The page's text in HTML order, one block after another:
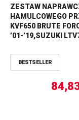
ZESTAW
HAMULCOWEGO
KVF650 BRUTE
’01-’19,SUZUKI
ALL BALLS
BESTSELLER